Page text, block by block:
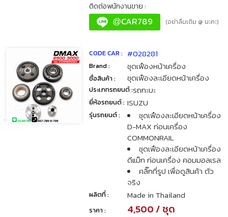
ติดต่อพนักงานขาย :
@CAR789 (อย่าลืมเติม @ นะคะ)
CODE CAR : #028281
Brand : ชุดเฟืองหน้าเครื่อง
ชื่อสินค้า : ชุดเฟืองละเอียดหน้าเครื่อง
ประเภทรถยนต์ :รถกะบะ
ยี่ห้อรถยนต์ : ISUZU
รุ่นรถยนต์ :
ชุดเฟืองละเอียดหน้าเครื่อง
D-MAX ก่อนเครื่อง
COMMONRAIL
ชุดเฟืองละเอียดหน้าเครื่อง
ดีแม็ก ก่อนเครื่อง คอมมอลเรล
คลิ๊กที่รูป เพื่อดูสินค้า ตัว
จริง
ผลิตที่ : Made in Thailand
ราคา : 4,500 / ชุด